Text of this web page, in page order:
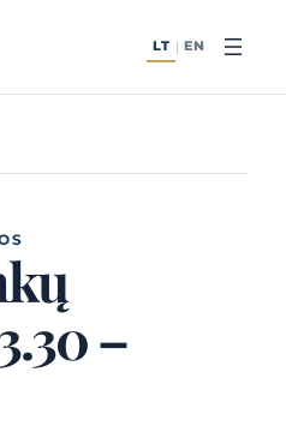
LT | EN
–